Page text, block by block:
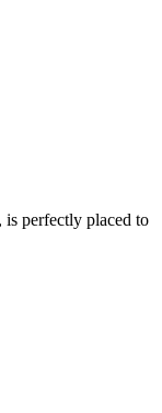
is perfectly placed to